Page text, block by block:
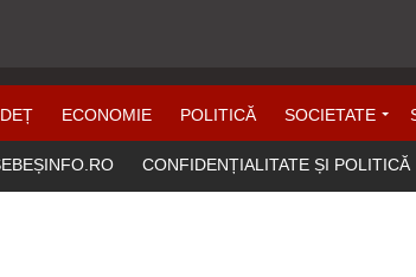
ECONOMIE POLITICĂ SOCIETATE
CONFIDENȚIALITATE ȘI POLITICĂ